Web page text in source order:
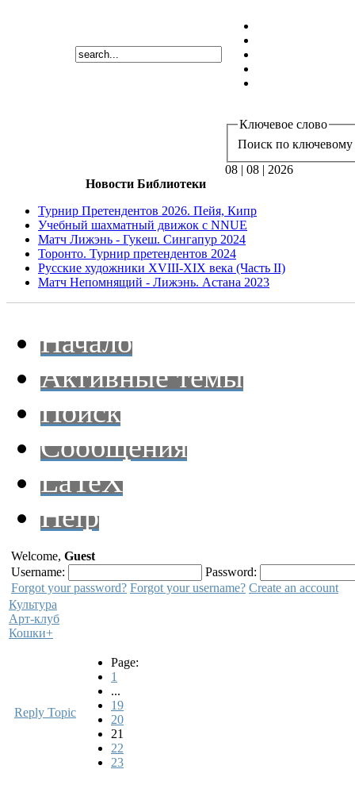
Ключевое слово
Поиск по ключевому
08 | 08 | 2026
Новости Библиотеки
Турнир Претендентов 2026. Пейя, Кипр
Учебный шахматный движок с NNUE
Матч Лижэнь - Гукеш. Сингапур 2024
Торонто. Турнир претендентов 2024
Русские художники XVIII-XIX века (Часть II)
Матч Непомнящий - Лижэнь. Астана 2023
Начало
Активные темы
Поиск
Сообщения
LaTeX
Help
Welcome, Guest
Username:
Password:
Forgot your password? Forgot your username? Create an account
Культура
Арт-клуб
Кошки+
Reply Topic
Page:
1
...
19
20
21
22
23